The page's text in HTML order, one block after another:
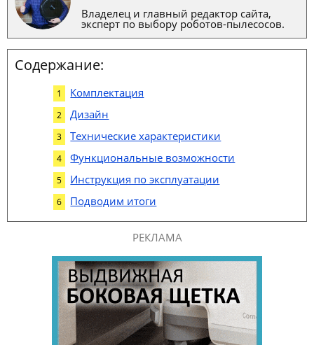
Владелец и главный редактор сайта,
эксперт по выбору роботов-пылесосов.
Содержание:
Комплектация
Дизайн
Технические характеристики
Функциональные возможности
Инструкция по эксплуатации
Подводим итоги
РЕКЛАМА